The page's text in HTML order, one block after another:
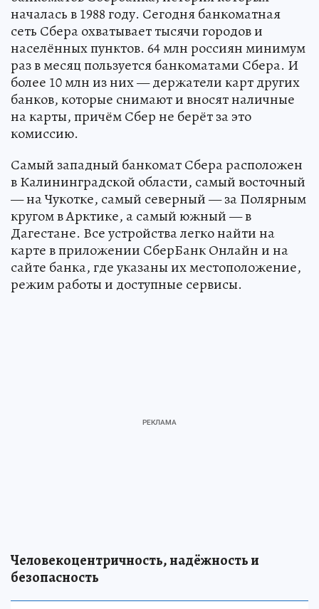
началась в 1988 году. Сегодня банкоматная
сеть Сбера охватывает тысячи городов и
населённых пунктов. 64 млн россиян минимум
раз в месяц пользуется банкоматами Сбера. И
более 10 млн из них — держатели карт других
банков, которые снимают и вносят наличные
на карты, причём Сбер не берёт за это
комиссию.
Самый западный банкомат Сбера расположен
в Калининградской области, самый восточный
— на Чукотке, самый северный — за Полярным
кругом в Арктике, а самый южный — в
Дагестане. Все устройства легко найти на
карте в приложении СберБанк Онлайн и на
сайте банка, где указаны их местоположение,
режим работы и доступные сервисы.
Человекоцентричность, надёжность и
безопасность